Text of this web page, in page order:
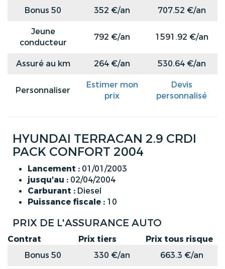
Bonus 50
352 €/an
707.52 €/an
Jeune
conducteur
792 €/an 1591.92 €/an
Assuré au km 264 €/an 530.64 €/an
Personnaliser
Estimer mon
prix
Devis
personnalisé
HYUNDAI TERRACAN 2.9 CRDI
PACK CONFORT 2004
Lancement : 01/01/2003
jusqu'au : 02/04/2004
Carburant : Diesel
Puissance fiscale : 10
PRIX DE L'ASSURANCE AUTO
Contrat Prix tiers
Prix tous risque
Bonus 50
330 €/an 663.3 €/an